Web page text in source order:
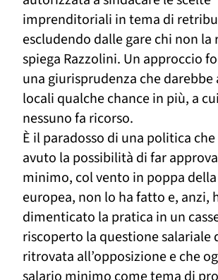
imprenditoriali in tema di
escludendo dalle gare chi non la
spiega Razzolini. Un approccio
una giurisprudenza che darebbe
locali qualche chance in più, a
nessuno fa ricorso.
È il paradosso di una politica
avuto la possibilità di far
minimo, col vento in poppa
europea, non lo ha fatto e, anzi,
dimenticato la pratica in un
riscoperto la questione salariale
ritrovata all’opposizione e che